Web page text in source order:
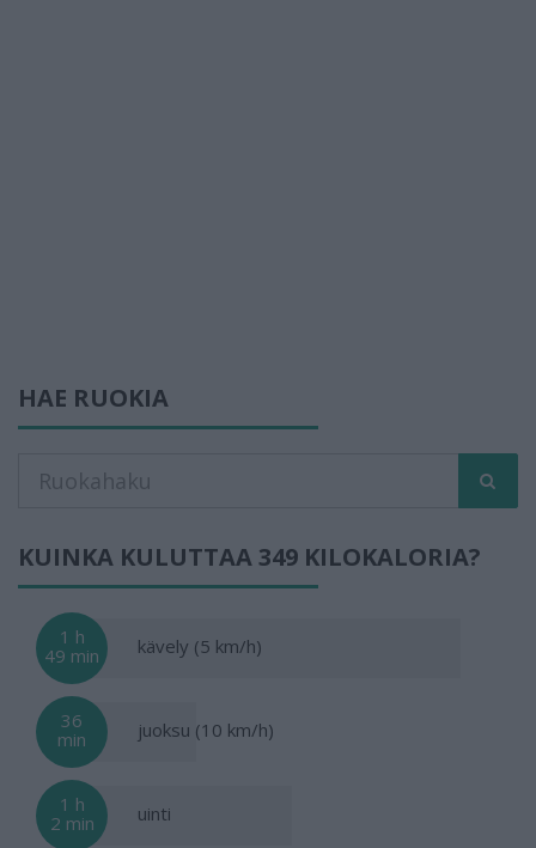
HAE RUOKIA
KUINKA KULUTTAA 349 KILOKALORIA?
1 h
49 min
kävely (5 km/h)
36
min
juoksu (10 km/h)
1 h
2 min
uinti